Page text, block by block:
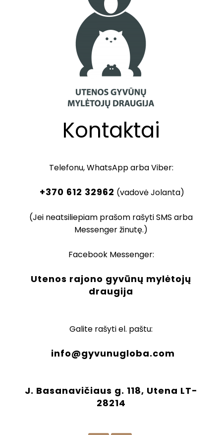
Kontaktai
Telefonu, WhatsApp arba Viber:
+370 612 32962 (vadovė Jolanta)
(Jei neatsiliepiam prašom rašyti SMS arba
Messenger žinutę.)
Facebook Messenger:
Utenos rajono gyvūnų mylėtojų
draugija
Galite rašyti el. paštu:
info@gyvunugloba.com
J. Basanavičiaus g. 118, Utena LT-
28214